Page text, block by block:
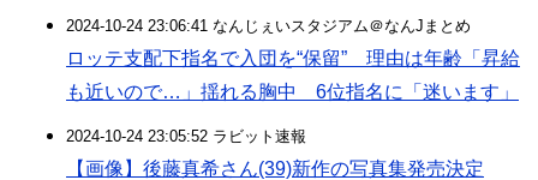
2024-10-24 23:06:41 なんじぇいスタジアム＠なんJまとめ
ロッテ支配下指名で入団を“保留” 理由は年齢「昇給
も近いので…」揺れる胸中 6位指名に「迷います」
2024-10-24 23:05:52 ラビット速報
【画像】後藤真希さん(39)新作の写真集発売決定